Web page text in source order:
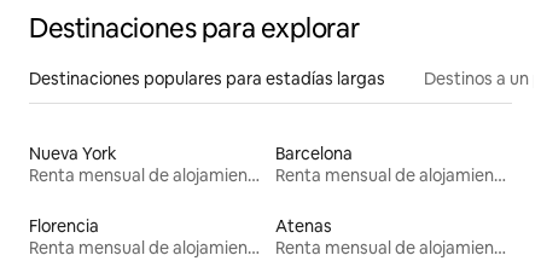
Destinaciones para explorar
Destinaciones populares para estadías largas Destinos a un
Nueva York
Renta mensual de alojamientos
Barcelona
Renta mensual de alojamientos
Florencia
Renta mensual de alojamientos
Atenas
Renta mensual de alojamientos